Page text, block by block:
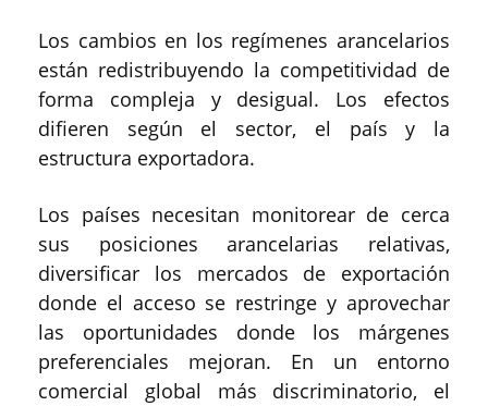
Los cambios en los regímenes arancelarios
están redistribuyendo la competitividad de
forma compleja y desigual. Los efectos
difieren según el sector, el país y la
estructura exportadora.
Los países necesitan monitorear de cerca
sus posiciones arancelarias relativas,
diversificar los mercados de exportación
donde el acceso se restringe y aprovechar
las oportunidades donde los márgenes
preferenciales mejoran. En un entorno
comercial global más discriminatorio, el